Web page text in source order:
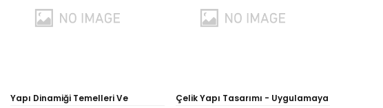
Yapı Dinamiği Temelleri Ve Çelik Yapı Tasarımı - Uygulamaya